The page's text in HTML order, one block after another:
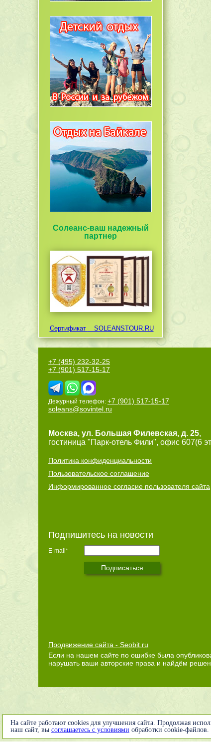
Солеанс-ваш надежный
партнер
Сертификат SOLEANSTOUR.RU
+7 (495) 232-32-25
+7 (901) 517-15-17
Дежурный телефон: +7 (901) 517-15-17
soleans@sovintel.ru
Москва, ул. Большая Филевская, д. 25,
гостиница "Парк-отель Фили", офис 607(6
Политика конфиденциальности
Пользовательское соглашение
Информированное согласие пользователя сайта
Подпишитесь на новости
E-mail*
Продвижение сайта - Seobit.ru
Если на нашем сайте по ошибке была
нарушать ваши авторские права и найдём
На сайте работают cookies для улучшения сайта. Продолжая
наш сайт, вы соглашаетесь с условиями обработки cookie-файлов.